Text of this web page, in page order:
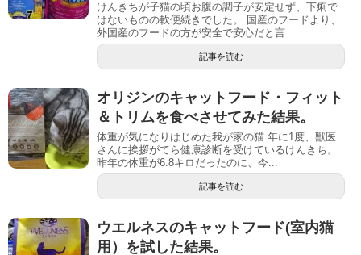
けんきちが子猫の頃お腹の調子が安定せず、下痢で
はないものの軟便続きでした。 国産のフードより、
外国産のフードの方が安全で安心だと言...
記事を読む
オリジンのキャットフード・フィット
＆トリムを食べさせてみた結果。
体重が気になりはじめた我が家の猫 年に1度、獣医
さんに挨拶がてら健康診断を受けているけんきち。
昨年の体重が6.8キロだったのに、今...
記事を読む
ウエルネスのキャットフード(室内猫
用）を試した結果。